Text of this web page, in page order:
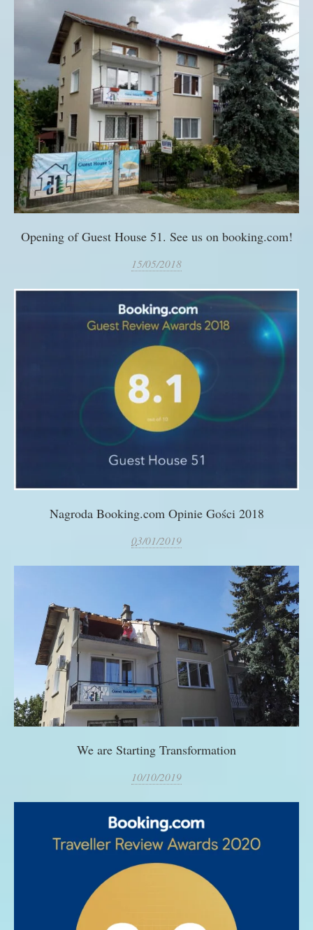
Opening of Guest House 51. See us on booking.com!
15/05/2018
Nagroda Booking.com Opinie Gości 2018
03/01/2019
We are Starting Transformation
10/10/2019